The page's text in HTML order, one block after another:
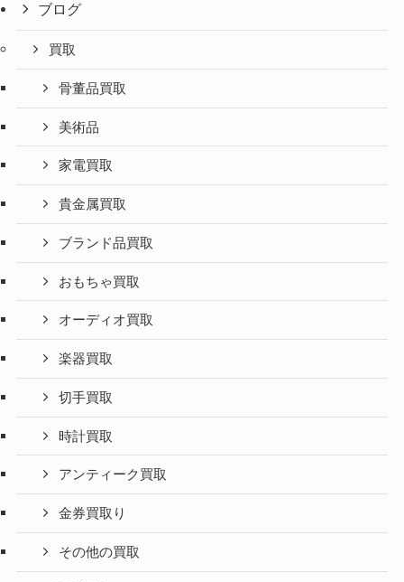
ブログ
買取
骨董品買取
美術品
家電買取
貴金属買取
ブランド品買取
おもちゃ買取
オーディオ買取
楽器買取
切手買取
時計買取
アンティーク買取
金券買取り
その他の買取